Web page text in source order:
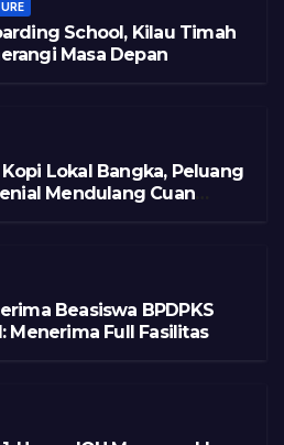
School, Kilau Timah
Masa Depan
Lokal Bangka, Peluang
Mendulang Cuan
Beasiswa BPDPKS
Menerima Full Fasilitas